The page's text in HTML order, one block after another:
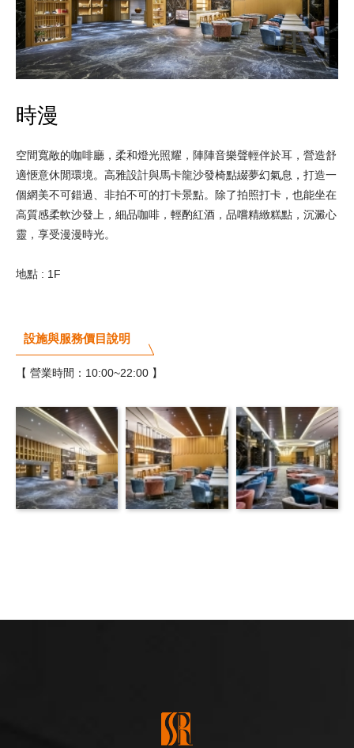
時漫
空間寬敞的咖啡廳，柔和燈光照耀，陣陣音樂聲輕伴於耳，營造舒
適愜意休閒環境。高雅設計與馬卡龍沙發椅點綴夢幻氣息，打造一
個網美不可錯過、非拍不可的打卡景點。除了拍照打卡，也能坐在
高質感柔軟沙發上，細品咖啡，輕酌紅酒，品嚐精緻糕點，沉澱心
靈，享受漫漫時光。
地點 : 1F
設施與服務價目說明
【 營業時間：10:00~22:00 】